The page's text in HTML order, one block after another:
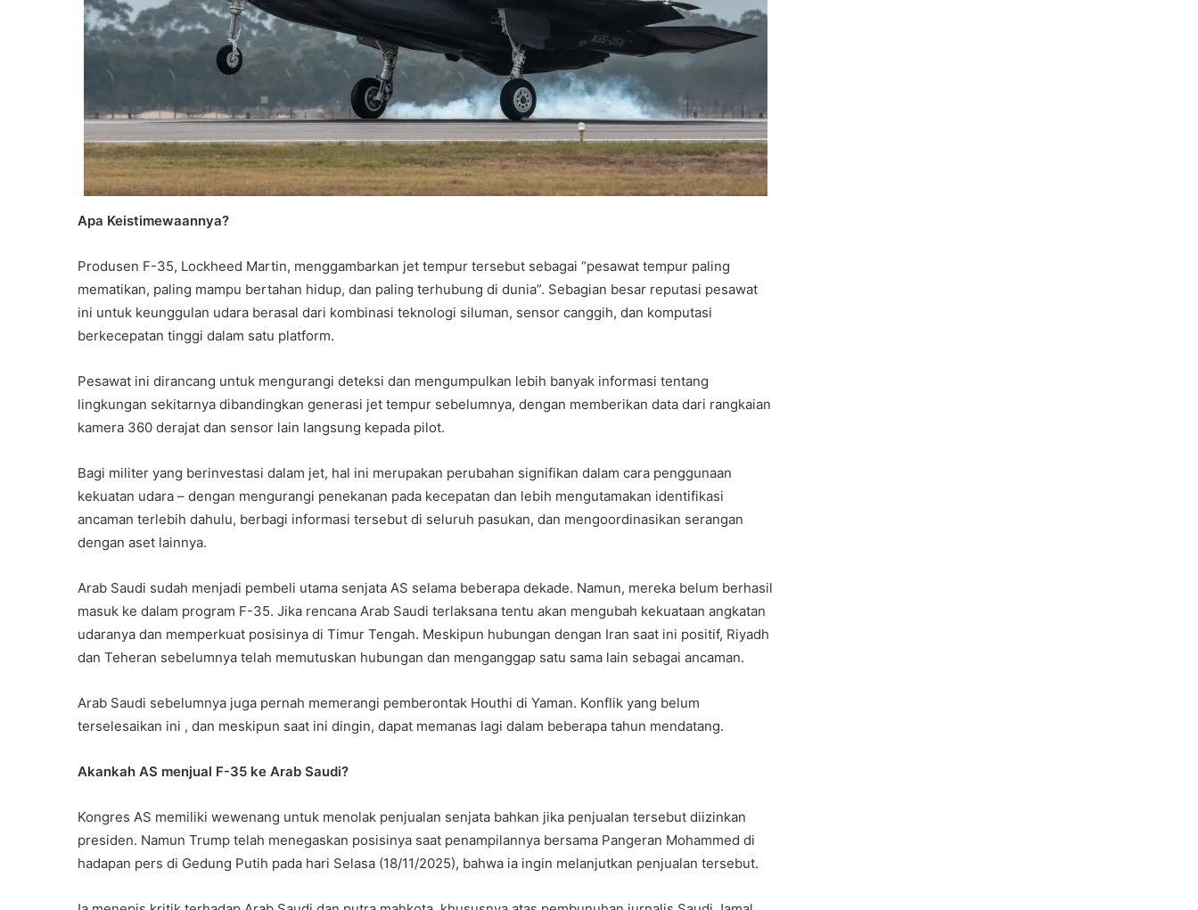
Apa Keistimewaannya?
Produsen F-35, Lockheed Martin, menggambarkan jet tempur tersebut sebagai “pesawat tempur paling
mematikan, paling mampu bertahan hidup, dan paling terhubung di dunia”. Sebagian besar reputasi pesawat
ini untuk keunggulan udara berasal dari kombinasi teknologi siluman, sensor canggih, dan komputasi
berkecepatan tinggi dalam satu platform.
Pesawat ini dirancang untuk mengurangi deteksi dan mengumpulkan lebih banyak informasi tentang
lingkungan sekitarnya dibandingkan generasi jet tempur sebelumnya, dengan memberikan data dari rangkaian
kamera 360 derajat dan sensor lain langsung kepada pilot.
Bagi militer yang berinvestasi dalam jet, hal ini merupakan perubahan signifikan dalam cara penggunaan
kekuatan udara – dengan mengurangi penekanan pada kecepatan dan lebih mengutamakan identifikasi
ancaman terlebih dahulu, berbagi informasi tersebut di seluruh pasukan, dan mengoordinasikan serangan
dengan aset lainnya.
Arab Saudi sudah menjadi pembeli utama senjata AS selama beberapa dekade. Namun, mereka belum berhasil
masuk ke dalam program F-35. Jika rencana Arab Saudi terlaksana tentu akan mengubah kekuataan angkatan
udaranya dan memperkuat posisinya di Timur Tengah. Meskipun hubungan dengan Iran saat ini positif, Riyadh
dan Teheran sebelumnya telah memutuskan hubungan dan menganggap satu sama lain sebagai ancaman.
Arab Saudi sebelumnya juga pernah memerangi pemberontak Houthi di Yaman. Konflik yang belum
terselesaikan ini , dan meskipun saat ini dingin, dapat memanas lagi dalam beberapa tahun mendatang.
Akankah AS menjual F-35 ke Arab Saudi?
Kongres AS memiliki wewenang untuk menolak penjualan senjata bahkan jika penjualan tersebut diizinkan
presiden. Namun Trump telah menegaskan posisinya saat penampilannya bersama Pangeran Mohammed di
hadapan pers di Gedung Putih pada hari Selasa (18/11/2025), bahwa ia ingin melanjutkan penjualan tersebut.